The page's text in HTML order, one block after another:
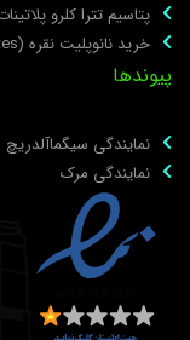
پتاسیم تترا کلرو پلاتینات
خرید نانوپلیت نقره (Silver Nanoplates)
نمایندگی سیگماآلدریچ
نمایندگی مرک